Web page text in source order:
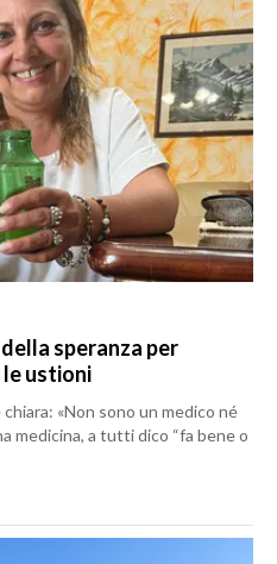
speranza per
le ustioni
«Non sono un medico né
medicina, a tutti dico “fa bene o